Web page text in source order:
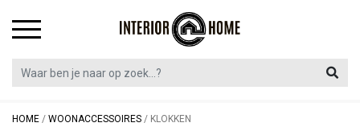
HOME / WOONACCESSOIRES / KLOKKEN